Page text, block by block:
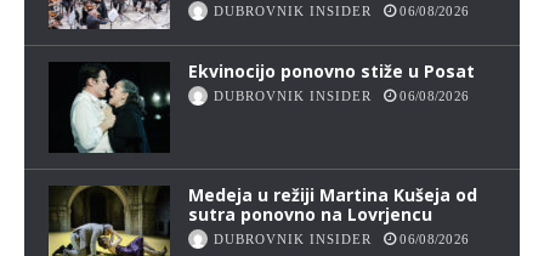
DUBROVNIK INSIDER 06/08/2026
Ekvinocijo ponovno stiže u Posat
DUBROVNIK INSIDER 06/08/2026
Medeja u režiji Martina Kušeja od
sutra ponovno na Lovrjencu
DUBROVNIK INSIDER 06/08/2026